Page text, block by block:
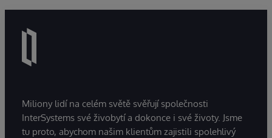
Miliony lidí na celém světě svěřují společnosti
InterSystems své živobytí a dokonce i své životy. Jsme
tu proto, abychom našim klientům zajistili spolehlivý